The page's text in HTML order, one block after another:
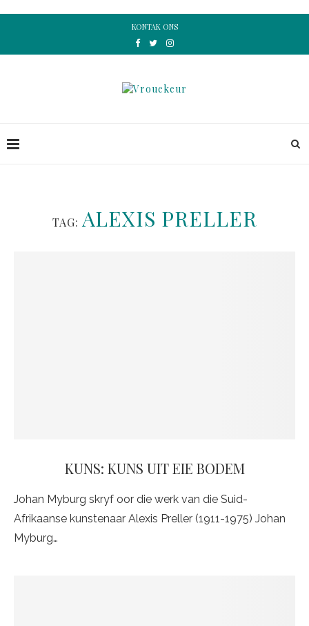
KONTAK ONS
TAG: ALEXIS PRELLER
KUNS: KUNS UIT EIE BODEM
Johan Myburg skryf oor die werk van die Suid-
Afrikaanse kunstenaar Alexis Preller (1911-1975) Johan
Myburg…